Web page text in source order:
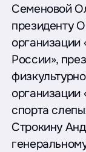
Семеновой
президенту
организации
России»,
спорта
Строкину